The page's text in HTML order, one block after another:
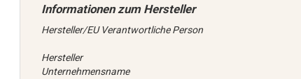
Hersteller/EU Verantwortliche Person
Hersteller
Unternehmensname